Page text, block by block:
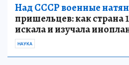
Над СССР военные
пришельцев: как страна
искала и изучала
НАУКА